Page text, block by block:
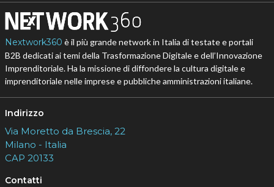
Nextwork360 è il più grande network in Italia di testate e portali
B2B dedicati ai temi della Trasformazione Digitale e dell’Innovazione
Imprenditoriale. Ha la missione di diffondere la cultura digitale e
imprenditoriale nelle imprese e pubbliche amministrazioni italiane.
Indirizzo
Via Moretto da Brescia, 22
Milano - Italia
CAP 20133
Contatti